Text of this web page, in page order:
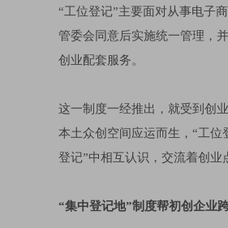
“工位登记”主要面对从事电子
管委会同意后实施统一管理，
创业配套服务。
这一制度一经推出，就受到创
本土众创空间应运而生，“工
登记”中相互认识，交流着创业
“集中登记地”制度帮初创企业